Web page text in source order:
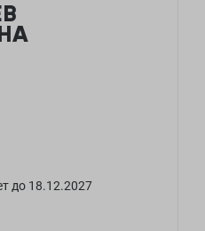
до 18.12.2027